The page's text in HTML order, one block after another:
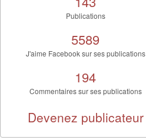
Publications
5589
J'aime Facebook sur ses publications
194
Commentaires sur ses publications
Devenez publicateur